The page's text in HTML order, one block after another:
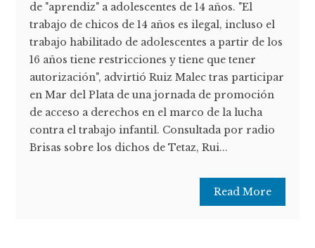
de "aprendiz" a adolescentes de 14 años. "El
trabajo de chicos de 14 años es ilegal, incluso el
trabajo habilitado de adolescentes a partir de los
16 años tiene restricciones y tiene que tener
autorización", advirtió Ruiz Malec tras participar
en Mar del Plata de una jornada de promoción
de acceso a derechos en el marco de la lucha
contra el trabajo infantil. Consultada por radio
Brisas sobre los dichos de Tetaz, Rui...
Read More